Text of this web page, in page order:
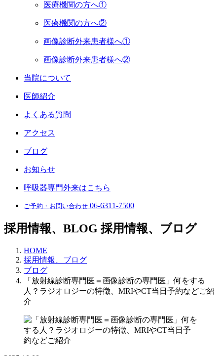
医療機関の方へ①
医療機関の方へ②
画像診断外来患者様へ①
画像診断外来患者様へ②
当院について
医師紹介
よくある質問
アクセス
ブログ
お知らせ
呼吸器専門外来はこちら
ご予約・お問い合わせ 06-6311-7500
採用情報、BLOG 採用情報、ブログ
HOME
採用情報、ブログ
ブログ
「放射線診断専門医＝画像診断の専門医」何をする
人？ラジオロジーの特徴、MRIやCT当日予約などご紹
介